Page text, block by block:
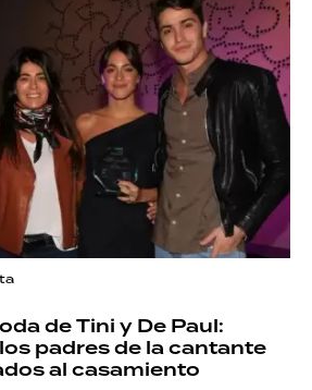
de Tini y De Paul:
padres de la cantante
al casamiento